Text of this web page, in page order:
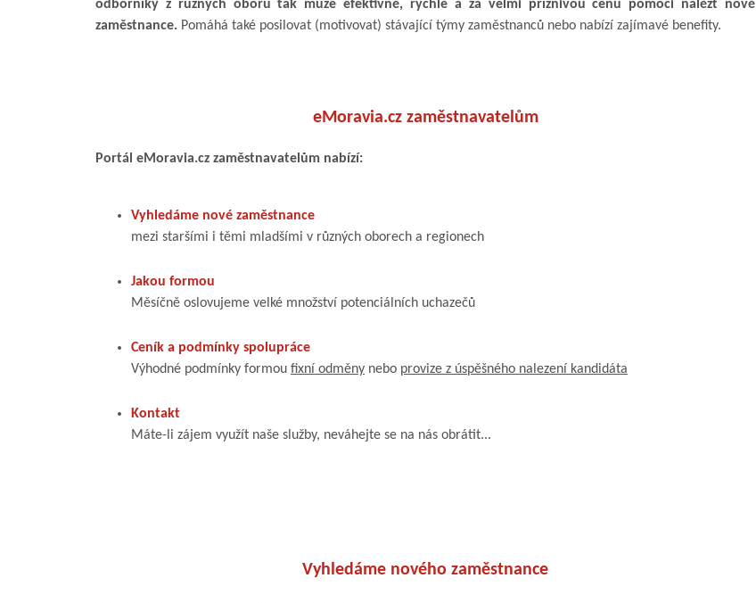
odborníky z různých oborů tak může efektivně, rychle a za velmi příznivou cenu pomoci nalézt nové
zaměstnance. Pomáhá také posilovat (motivovat) stávající týmy zaměstnanců nebo nabízí zajímavé benefity.
eMoravia.cz zaměstnavatelům
Portál eMoravia.cz zaměstnavatelům nabízí:
Vyhledáme nové zaměstnance
mezi staršími i těmi mladšími v různých oborech a regionech
Jakou formou
Měsíčně oslovujeme velké množství potenciálních uchazečů
Ceník a podmínky spolupráce
Výhodné podmínky formou fixní odměny nebo provize z úspěšného nalezení kandidáta
Kontakt
Máte-li zájem využít naše služby, neváhejte se na nás obrátit...
Vyhledáme nového zaměstnance